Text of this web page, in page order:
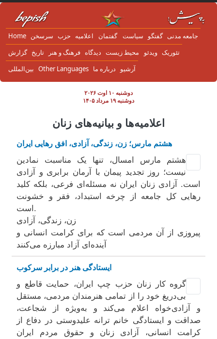
Skip to main content
Home سرسخن حزب گفتمان سياست گفتگو جامعه مدنی
گزارش تاریخ فرهنگ و هنر دیدگاه محیط زیست ویدئو تئوریک
بین‌المللی Other Languages درباره ما آرشیو
دوشنبه ۱۰ اوت ۲۰۲۶
دوشنبه ۱۹ مرداد ۱۴۰۵
اعلامیه‌ها و بیانیه‌های زنان
هشتم مارس؛ زن، زندگی، آزادی، افق رهایی ایران
هشتم مارس امسال، تنها یک مناسبت نمادین
نیست؛ روز تجدید پیمان با آرمان برابری و آزادی
است. آزادی زنان ایران نه مسئله‌ای فرعی، بلکه کلید
رهایی کل جامعه از چرخه استبداد، فقر و خشونت
است.
زن، زندگی، آزادی
پیروزی از آن مردمی است که برای کرامت انسانی و
آینده‌ای آزاد مبارزه می‌کنند
ایستادگی هنر در برابر سرکوب
گروه کار زنان حزب چپ ایران، حمایت قاطع و
بی‌دریغ خود را از تمامی هنرمندان مردمی، مستقل
و آزادی‌خواه اعلام می‌کند و به‌ویژه از شجاعت،
صداقت و ایستادگی خانم ترانه علیدوستی در دفاع از
کرامت انسانی، آزادی زنان و حقوق مردم ایران